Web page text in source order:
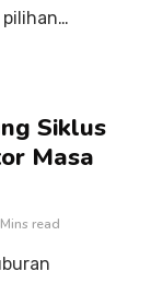
pilihan…
Siklus
Masa
read